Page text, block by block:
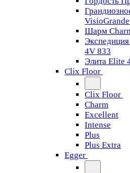
Шарм
4V 833
Элита Elite
Clix Floor
Clix Floor
Charm
Excellent
Intense
Plus
Plus Extra
Egger